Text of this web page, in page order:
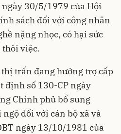
30/5/1979 của Hội
sách đối với công nhân
nặng nhọc, có hại sức
thôi việc.
trấn đang hưởng trợ cấp
định số 130-CP ngày
Chính phủ bổ sung
đối với cán bộ xã và
ngày 13/10/1981 của